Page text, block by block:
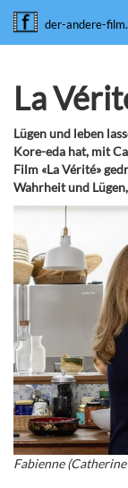
der-andere-
La
Lügen und leben
Kore-eda hat, mit
Film «La Vérité»
Wahrheit und
Fabienne